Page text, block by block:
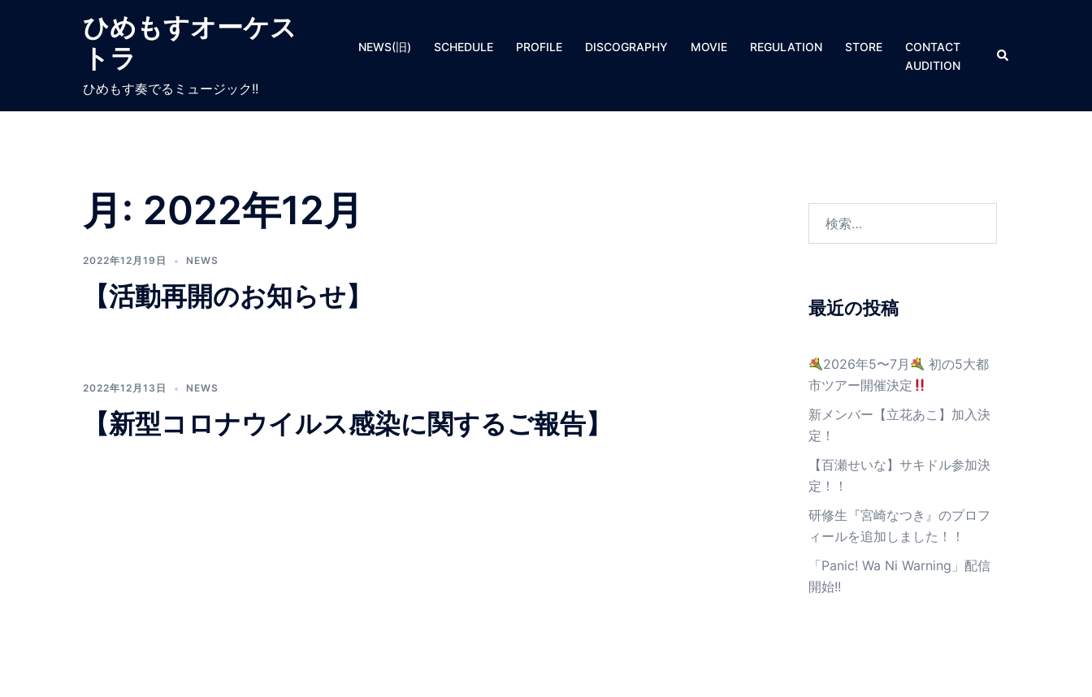
ひめもすオーケス
トラ
ひめもす奏でるミュージック!!
NEWS(旧) SCHEDULE PROFILE DISCOGRAPHY MOVIE REGULATION​ STORE
CONTACT
AUDITION
月: 2022年12月
2022年12月19日 NEWS
【活動再開のお知らせ】
2022年12月13日 NEWS
【新型コロナウイルス感染に関するご報告】
最近の投稿
2026年5〜7月
初の5大都
市ツアー開催決定
新メンバー【立花あこ】加入決
定！
【百瀬せいな】サキドル参加決
定！！
研修生『宮崎なつき』のプロフ
ィールを追加しました！！
「Panic! Wa Ni Warning」配信
開始!!